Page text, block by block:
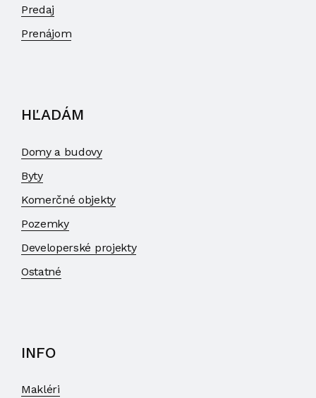
Predaj
Prenájom
HĽADÁM
Domy a budovy
Byty
Komerčné objekty
Pozemky
Developerské projekty
Ostatné
INFO
Makléri